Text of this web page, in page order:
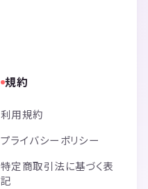
規約
利用規約
プライバシーポリシー
特定商取引法に基づく表
記